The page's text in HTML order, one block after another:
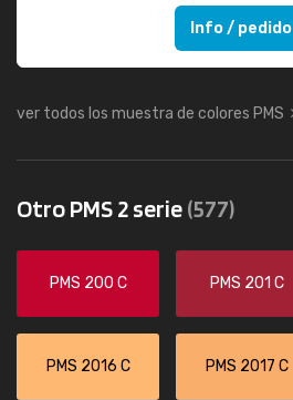
Info / pedido
ver todos los muestra de colores PMS
Otro PMS 2 serie(577)
PMS 200 C PMS 201 C
PMS 2016 C PMS 2017 C